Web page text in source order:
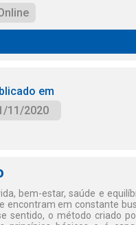
em
11/2020
bem-estar, saúde e
encontram em constante
sentido, o método criado